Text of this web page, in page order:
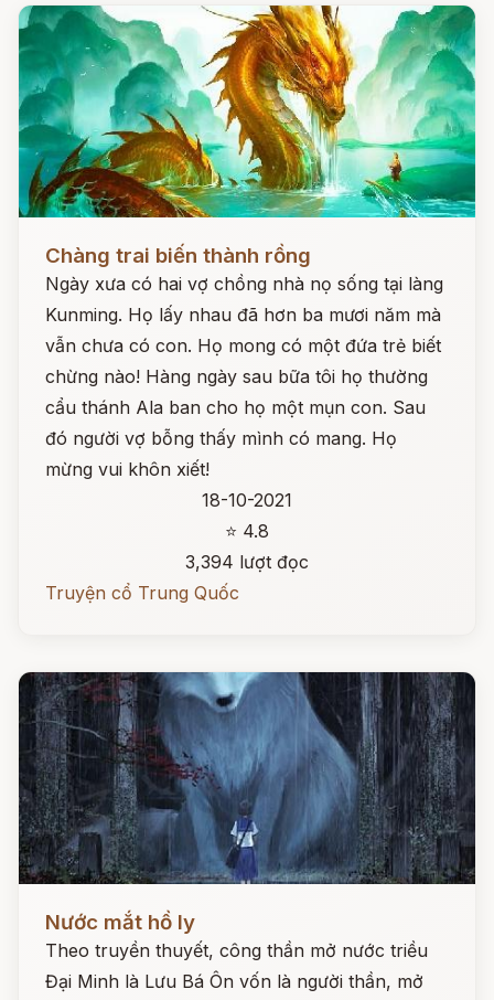
Chàng trai biến thành rồng
Ngày xưa có hai vợ chồng nhà nọ sống tại làng
Kunming. Họ lấy nhau đã hơn ba mươi năm mà
vẫn chưa có con. Họ mong có một đứa trẻ biết
chừng nào! Hàng ngày sau bữa tôi họ thường
cẩu thánh Ala ban cho họ một mụn con. Sau
đó người vợ bỗng thấy mình có mang. Họ
mừng vui khôn xiết!
18-10-2021
⭐ 4.8
3,394 lượt đọc
Truyện cổ Trung Quốc
Nước mắt hồ ly
Theo truyền thuyết, công thần mở nước triều
Đại Minh là Lưu Bá Ôn vốn là người thần, mở